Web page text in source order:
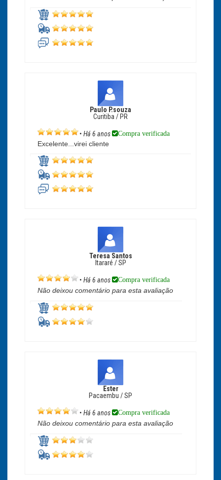
Paulo P.souza
Curitiba / PR
• Há 6 anos Compra verificada
Excelente...virei cliente
Teresa Santos
Itararé / SP
• Há 6 anos Compra verificada
Não deixou comentário para esta avaliação
Ester
Pacaembu / SP
• Há 6 anos Compra verificada
Não deixou comentário para esta avaliação